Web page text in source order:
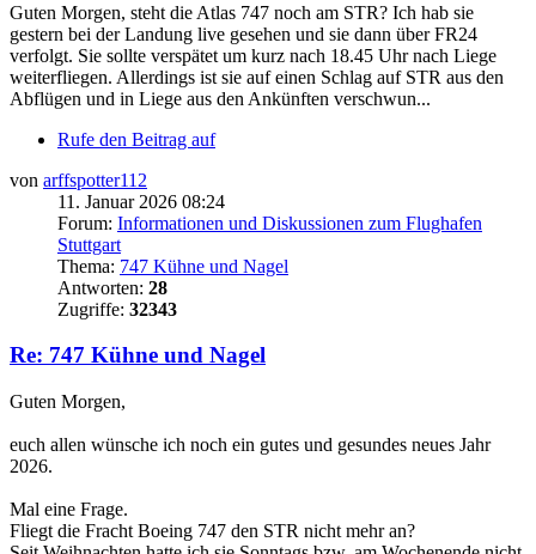
Guten Morgen, steht die Atlas 747 noch am STR? Ich hab sie
gestern bei der Landung live gesehen und sie dann über FR24
verfolgt. Sie sollte verspätet um kurz nach 18.45 Uhr nach Liege
weiterfliegen. Allerdings ist sie auf einen Schlag auf STR aus den
Abflügen und in Liege aus den Ankünften verschwun...
Rufe den Beitrag auf
von arffspotter112
11. Januar 2026 08:24
Forum: Informationen und Diskussionen zum Flughafen
Stuttgart
Thema: 747 Kühne und Nagel
Antworten: 28
Zugriffe: 32343
Re: 747 Kühne und Nagel
Guten Morgen,
euch allen wünsche ich noch ein gutes und gesundes neues Jahr
2026.
Mal eine Frage.
Fliegt die Fracht Boeing 747 den STR nicht mehr an?